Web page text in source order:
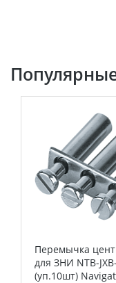
Перемычка
для ЗНИ NTB-
(уп.10шт)